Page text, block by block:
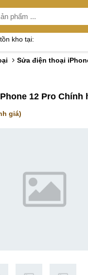
kho tại:
Sửa điện thoại
12 Pro Chính
giá)